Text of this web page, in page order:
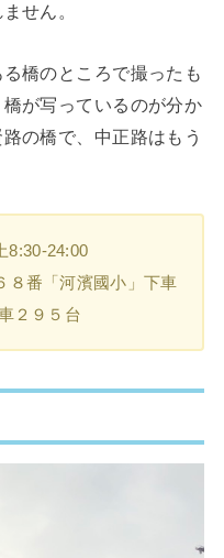
せん。
橋のところで撮ったも
が写っているのが分か
の橋で、中正路はもう
8:30-24:00
８番「河濱國小」下車
２９５台